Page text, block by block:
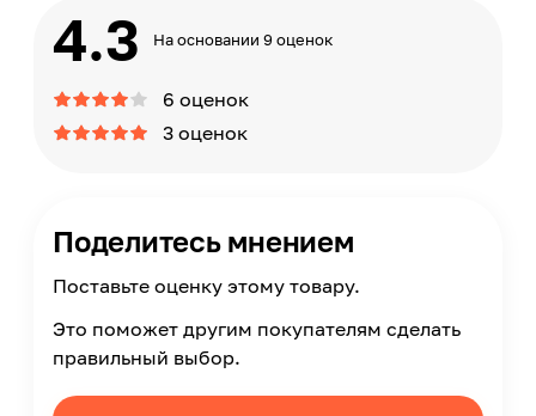
4.3 На основании 9 оценок
6 оценок
3 оценок
Поделитесь мнением
Поставьте оценку этому товару.
Это поможет другим покупателям сделать
правильный выбор.